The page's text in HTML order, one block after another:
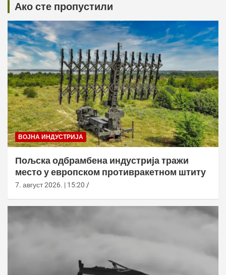
Ако сте пропустили
ВОЈНА ИНДУСТРИЈА
Пољска одбрамбена индустрија тражи
место у европском противракетном штиту
7. август 2026. | 15:20